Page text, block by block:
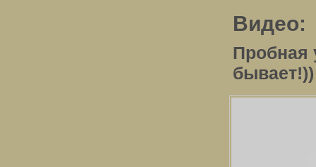
Видео:
Пробная
бывает!))